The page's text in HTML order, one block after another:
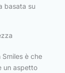
basata su
è che
un aspetto